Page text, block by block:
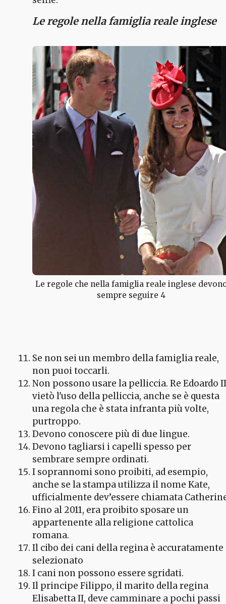
Le regole nella famiglia reale inglese
Le regole che nella famiglia reale inglese
sempre seguire 4
Se non sei un membro della famiglia reale,
non puoi toccarli.
Non possono usare la pelliccia. Re Edoardo
vietò l'uso della pelliccia, anche se è questa
una regola che è stata infranta più volte,
purtroppo.
Devono conoscere più di due lingue.
Devono tagliarsi i capelli spesso per
sembrare sempre ordinati.
I soprannomi sono proibiti, ad esempio,
anche se la stampa utilizza il nome Kate,
ufficialmente dev’essere chiamata
Fino al 2011, era proibito sposare un
appartenente alla religione cattolica
romana.
Il cibo dei cani della regina è accuratamente
selezionato
I cani non possono essere sgridati.
Il principe Filippo, il marito della regina
Elisabetta II, deve camminare a pochi passi